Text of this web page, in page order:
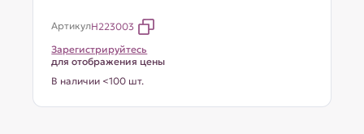
АртикулH223003
Зарегистрируйтесь
для отображения цены
В наличии <100 шт.